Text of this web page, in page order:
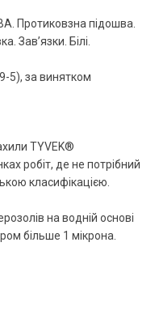
Протиковзна підошва.
Зав’язки. Білі.
5), за винятком
TYVEK®
робіт, де не потрібний
класифікацією.
на водній основі
більше 1 мікрона.